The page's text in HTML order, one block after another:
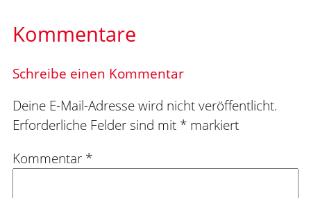
Kommentare
Schreibe einen Kommentar
Deine E-Mail-Adresse wird nicht veröffentlicht.
Erforderliche Felder sind mit * markiert
Kommentar *